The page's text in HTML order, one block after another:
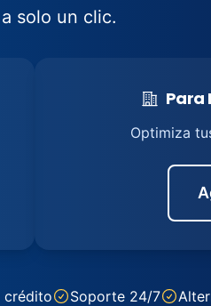
solo un clic.
Para
Optimiza
crédito Soporte 24/7